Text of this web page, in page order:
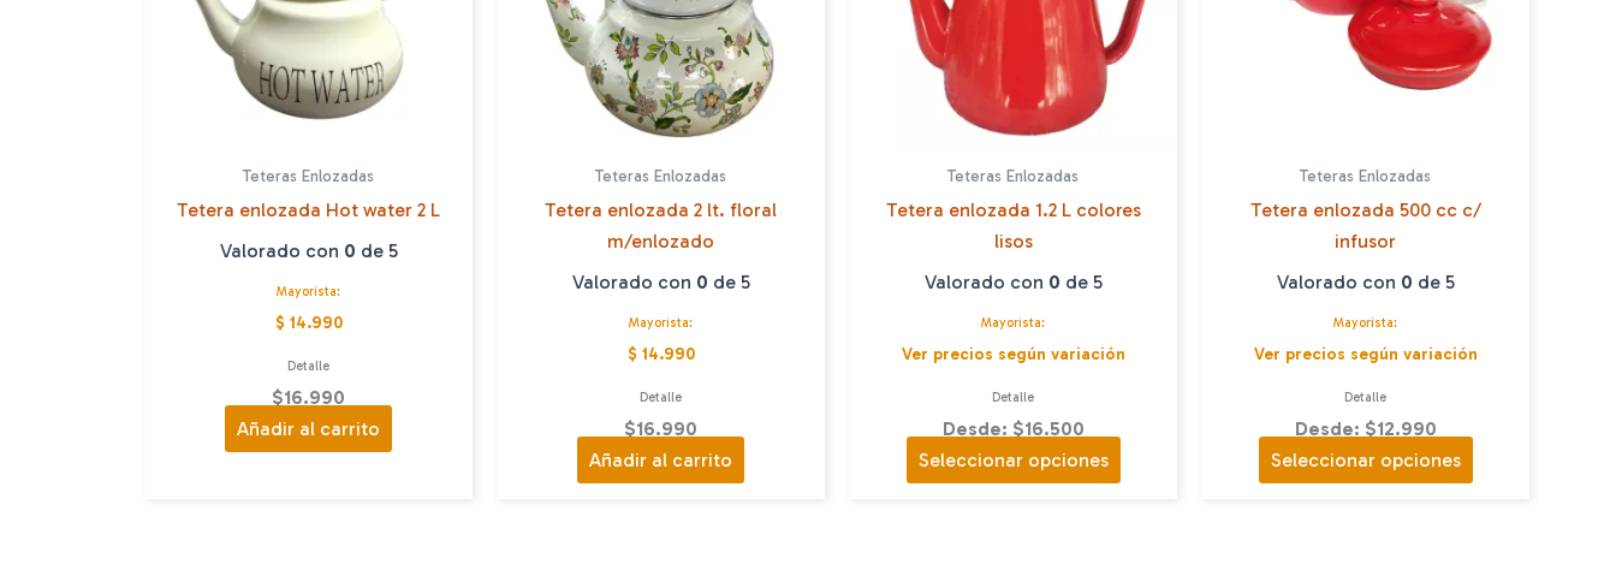
Teteras Enlozadas
Tetera enlozada Hot water 2 L
Valorado con 0 de 5
Mayorista:
$ 14.990
Detalle
$16.990
Añadir al carrito
Teteras Enlozadas
Tetera enlozada 2 lt. floral
m/enlozado
Valorado con 0 de 5
Mayorista:
$ 14.990
Detalle
$16.990
Añadir al carrito
Teteras Enlozadas
Tetera enlozada 1.2 L colores
lisos
Valorado con 0 de 5
Mayorista:
Ver precios según variación
Detalle
Desde: $16.500
Seleccionar opciones
producto
Teteras Enlozadas
Tetera enlozada 500 cc c/
infusor
Valorado con 0 de 5
Mayorista:
Ver precios según variación
Detalle
Desde: $12.990
Seleccionar opciones
producto